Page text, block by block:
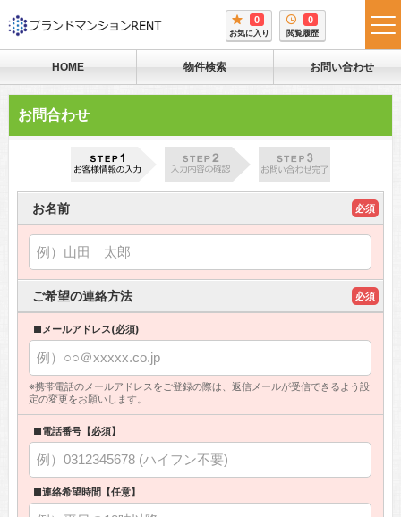
0
お気に入り
0
閲覧履歴
HOME 物件検索 お問い合わせ
お問合わせ
お名前 必須
ご希望の連絡方法 必須
■メールアドレス(必須)
※携帯電話のメールアドレスをご登録の際は、返信メールが受信できるよう設
定の変更をお願いします。
■電話番号【必須】
■連絡希望時間【任意】